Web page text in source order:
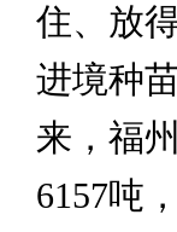
住、放
进境种
来，福
6157吨